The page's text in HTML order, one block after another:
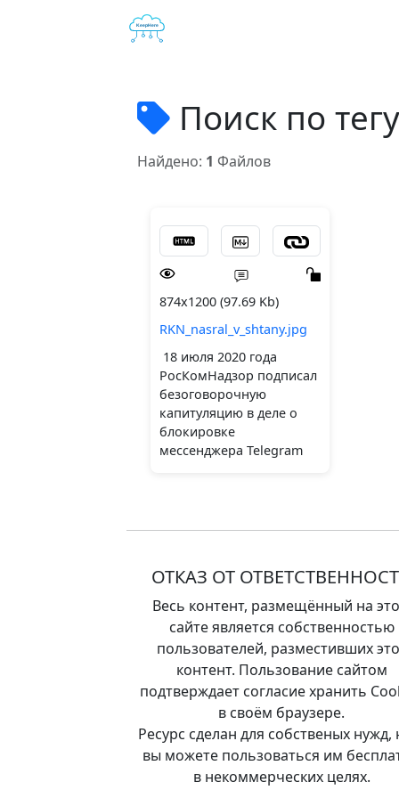
Поиск по
Найдено: 1 Файлов
874x1200 (97.69 Kb)
RKN_nasral_v_shtany.jpg
18 июля 2020 года
РосКомНадзор подписал
безоговорочную
капитуляцию в деле о
блокировке
мессенджера Telegram
ОТКАЗ ОТ
Весь контент, размещённый на
сайте является собственностью
пользователей, разместивших
контент. Пользование сайтом
подтверждает согласие хранить
в своём браузере.
Ресурс сделан для собственых нужд,
вы можете пользоваться им
в некоммерческих целях.